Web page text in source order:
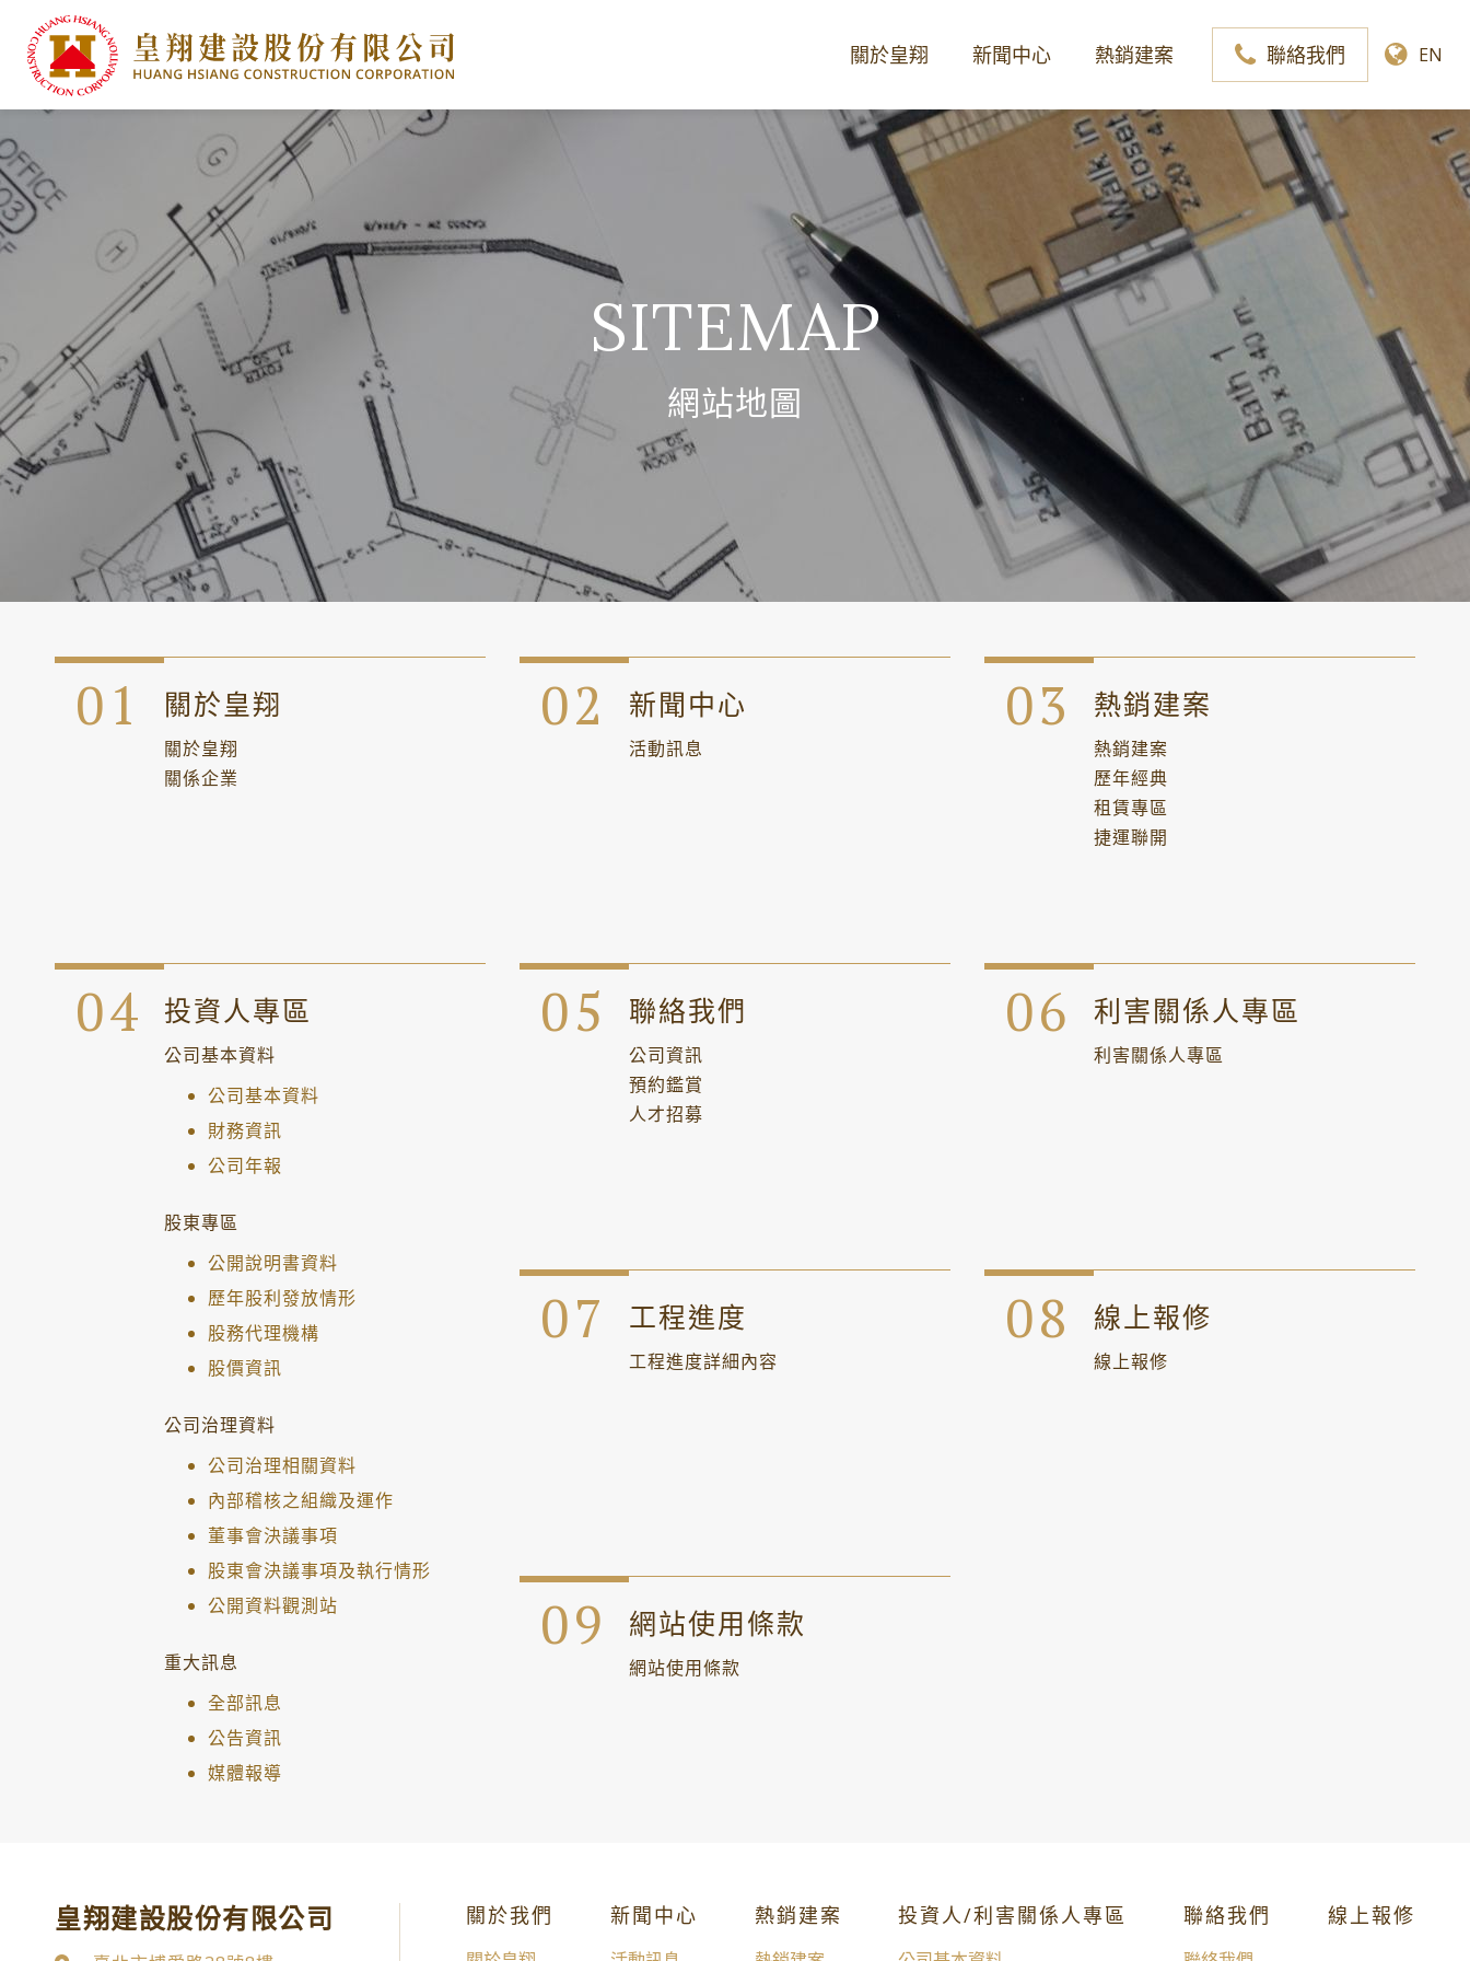
關於皇翔 新聞中心 熱銷建案 聯絡我們 EN
網站地圖
關於皇翔
關於皇翔
關係企業
新聞中心
活動訊息
熱銷建案
熱銷建案
歷年經典
租賃專區
捷運聯開
投資人專區
公司基本資料
公司基本資料
財務資訊
公司年報
股東專區
公開說明書資料
歷年股利發放情形
股務代理機構
股價資訊
公司治理資料
公司治理相關資料
內部稽核之組織及運作
董事會決議事項
股東會決議事項及執行情形
公開資料觀測站
重大訊息
全部訊息
公告資訊
媒體報導
聯絡我們
公司資訊
預約鑑賞
人才招募
利害關係人專區
利害關係人專區
工程進度
工程進度詳細內容
線上報修
線上報修
網站使用條款
網站使用條款
皇翔建設股份有限公司 關於我們 新聞中心 熱銷建案 投資人/利害關係人專區 聯絡我們 線上報修